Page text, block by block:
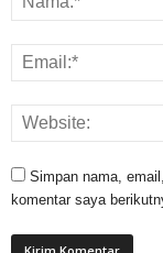
Simpan nama,
komentar saya